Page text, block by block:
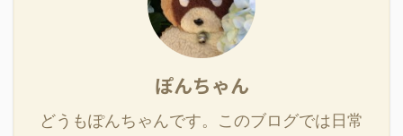
ぽんちゃん
どうもぽんちゃんです。このブログでは日常